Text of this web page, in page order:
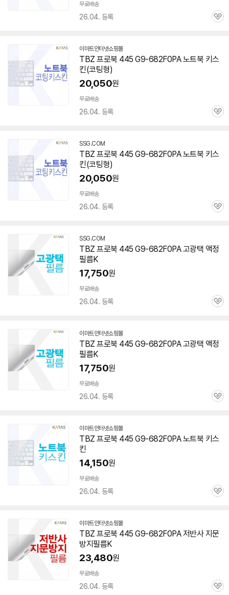
무료배송
26.04. 등록
관
이마트인터넷쇼핑몰
TBZ 프로북 445 G9-682F0PA 노트북 키스
킨(코팅형)
20,050원
무료배송
26.04. 등록
관
SSG.COM
TBZ 프로북 445 G9-682F0PA 노트북 키스
킨(코팅형)
20,050원
무료배송
26.04. 등록
관
SSG.COM
TBZ 프로북 445 G9-682F0PA 고광택 액정
필름K
17,750원
무료배송
26.04. 등록
관
이마트인터넷쇼핑몰
TBZ 프로북 445 G9-682F0PA 고광택 액정
필름K
17,750원
무료배송
26.04. 등록
관
이마트인터넷쇼핑몰
TBZ 프로북 445 G9-682F0PA 노트북 키스
킨
14,150원
무료배송
26.04. 등록
관
이마트인터넷쇼핑몰
TBZ 프로북 445 G9-682F0PA 저반사 지문
방지필름K
23,480원
무료배송
26.04. 등록
관